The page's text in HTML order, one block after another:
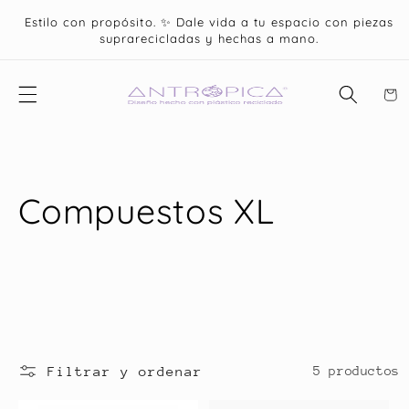
directamente
al contenido
Estilo con propósito. ✨ Dale vida a tu espacio con piezas
suprarecicladas y hechas a mano.
C
c
Compuestos XL
Filtrar y ordenar 5 productos